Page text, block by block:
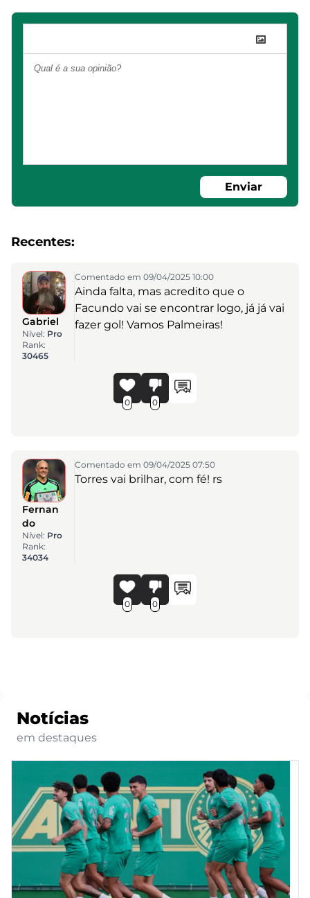
Enviar
Recentes:
Gabriel
Nível: Pro
Rank:
30465
Comentado em 09/04/2025 10:00
Ainda falta, mas acredito que o
Facundo vai se encontrar logo, já já vai
fazer gol! Vamos Palmeiras!
0 0
Fernan
do
Nível: Pro
Rank:
34034
Comentado em 09/04/2025 07:50
Torres vai brilhar, com fé! rs
0 0
Notícias
em destaques